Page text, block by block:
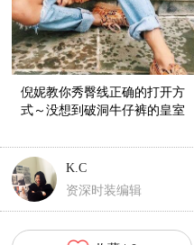
倪妮教你秀臀线正确的打开方
式～没想到破洞牛仔裤的皇室
K.C
资深时装编辑